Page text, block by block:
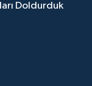
Doldurduk